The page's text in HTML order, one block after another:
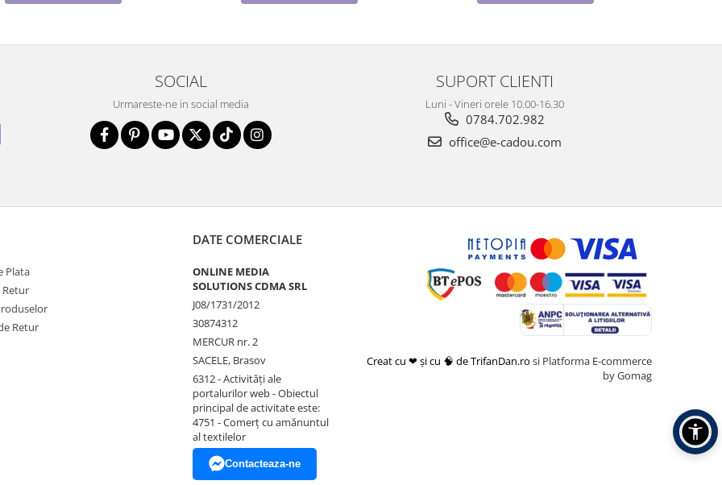
SOCIAL
Urmareste-ne in social media
SUPORT CLIENTI
Luni - Vineri orele 10.00-16.30
0784.702.982
office@e-cadou.com
Plata
Retur
Retur
DATE COMERCIALE
ONLINE MEDIA
SOLUTIONS CDMA SRL
J08/1731/2012
30874312
MERCUR nr. 2
SACELE, Brasov
6312 - Activităţi ale
portalurilor web - Obiectul
principal de activitate este:
4751 - Comerţ cu amănuntul
al textilelor
Contacteaza-ne
Creat cu ❤ și cu 🧠 de TrifanDan.ro si Platforma E-commerce
by Gomag